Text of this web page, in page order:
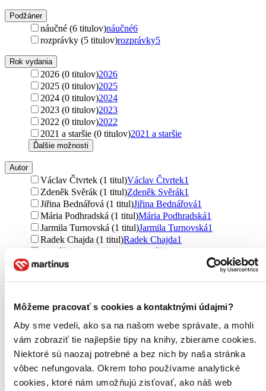
Môžeme pracovať s cookies a kontaktnými údajmi?
Aby sme vedeli, ako sa na našom webe správate, a mohli
vám zobraziť tie najlepšie tipy na knihy, zbierame cookies.
Niektoré sú naozaj potrebné a bez nich by naša stránka
vôbec nefungovala. Okrem toho používame analytické
cookies, ktoré nám umožňujú zisťovať, ako náš web
Podžáner
náučné (6 titulov)náučné6
rozprávky (5 titulov)rozprávky5
Rok vydania
2026 (0 titulov)2026
2025 (0 titulov)2025
2024 (0 titulov)2024
2023 (0 titulov)2023
2022 (0 titulov)2022
2021 a staršie (0 titulov)2021 a staršie
Ďalšie možnosti
Autor
Václav Čtvrtek (1 titul)Václav Čtvrtek1
Zdeněk Svěrák (1 titul)Zdeněk Svěrák1
Jiřina Bednářová (1 titul)Jiřina Bednářová1
Mária Podhradská (1 titul)Mária Podhradská1
Jarmila Turnovská (1 titul)Jarmila Turnovská1
Radek Chajda (1 titul)Radek Chajda1
Tomáš Vondrovic (1 titul)
Tomáš Vondrovic
Václav Trojan (1 titul)
Ladislav Dvorský (1 titul)Ladislav Dvorský1
Ladislav Rybišar (1 titul)Ladislav Rybišar1
Antonín Jedlička (1 titul)
Antonín Jedlička
Lenka Tomešová (1 titul)Lenka Tomešová
Jana Janatová - Havlatová (1 titul)Jana Janatová -
Havlatová1
Ivana Brunová (1 titul)Ivana Brunová1